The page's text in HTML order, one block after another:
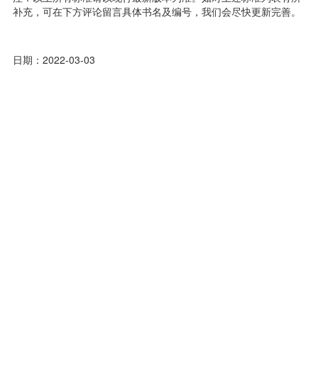
补充，可在下方评论留言具体书名及编号，我们会尽快更新完善。
日期：2022-03-03